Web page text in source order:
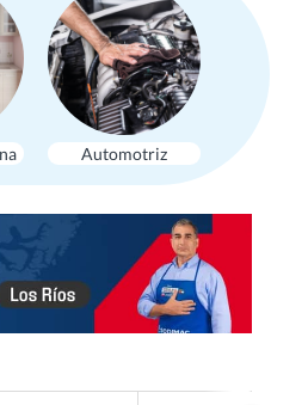
Automotriz